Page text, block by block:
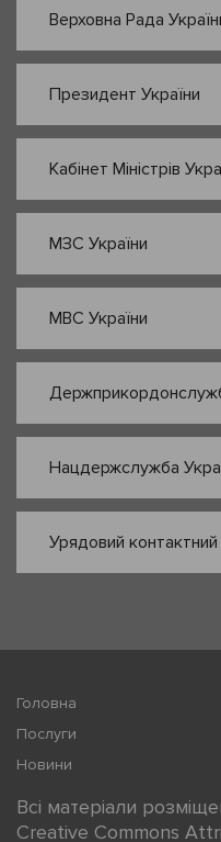
Верховна Рада
Президент України
Кабінет Міністрів
МЗС України
МВС України
Нацдержслужба
Урядовий
Головна
Послуги
Новини
Всі матеріали
Creative Commons